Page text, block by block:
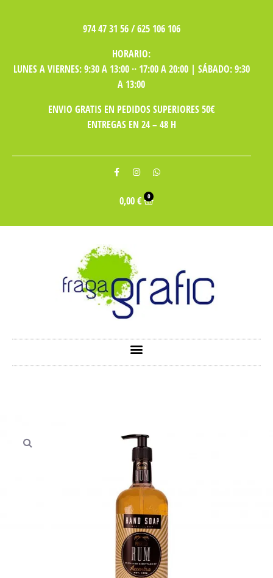
974 47 31 56 / 625 106 106
HORARIO:
LUNES A VIERNES: 9:30 A 13:00 ·· 17:00 A 20:00 | SÁBADO: 9:30
A 13:00
ENVIO GRATIS EN PEDIDOS SUPERIORES 50€
ENTREGAS EN 24 – 48 H
0,00€ 0